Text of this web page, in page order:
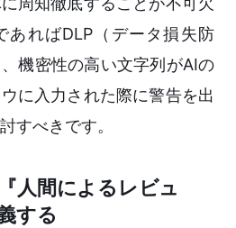
あればDLP（データ損失防
機密性の高い文字列がAIの
に入力された際に警告を出
すべきです。
人間によるレビュ
する